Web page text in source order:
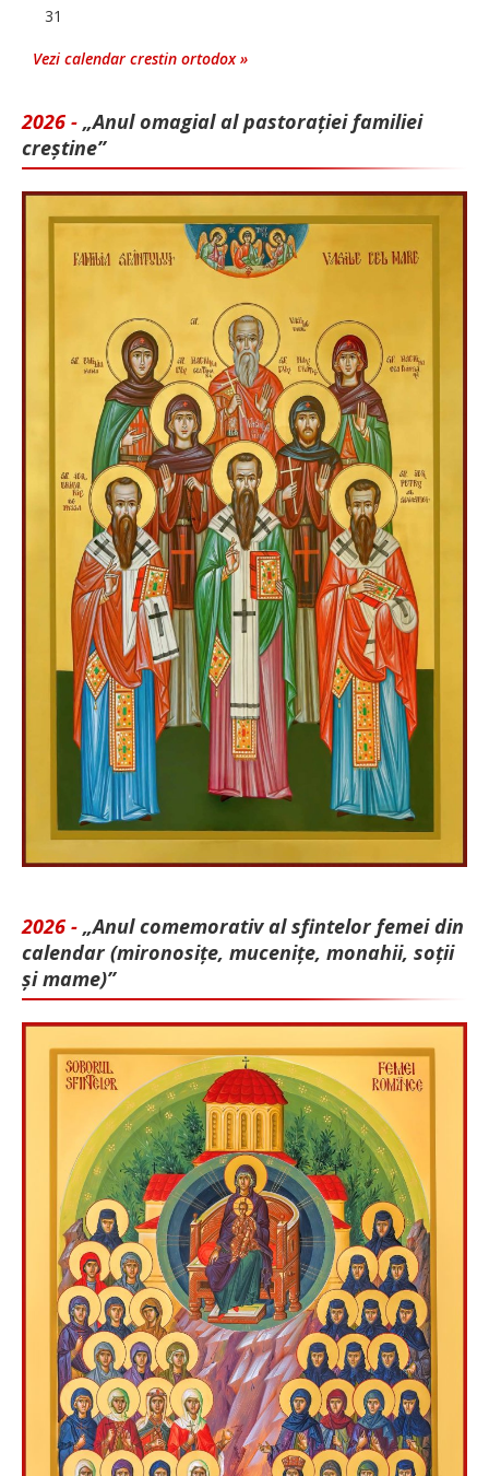
31
Vezi calendar crestin ortodox »
2026 - „Anul omagial al pastorației familiei
creștine”
2026 - „Anul comemorativ al sfintelor femei din
calendar (mironosițe, mu­cenițe, monahii, soții
și mame)”